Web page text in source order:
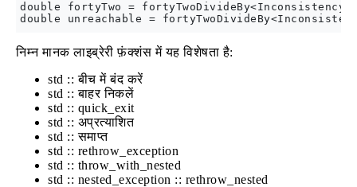
double fortyTwo =
निम्न मानक लाइब्रेरी फ़ंक्शंस में यह विशेषता है:
std :: बीच में बंद करें
std :: बाहर निकलें
std :: quick_exit
std :: अप्रत्याशित
std :: समाप्त
std :: rethrow_exception
std :: throw_with_nested
std :: nested_exception :: rethrow_nested